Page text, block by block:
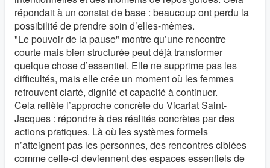
répondait à un constat de base : beaucoup ont perdu la
possibilité de prendre soin d’elles-mêmes.
"Le pouvoir de la pause" montre qu’une rencontre
courte mais bien structurée peut déjà transformer
quelque chose d’essentiel. Elle ne supprime pas les
difficultés, mais elle crée un moment où les femmes
retrouvent clarté, dignité et capacité à continuer.
Cela reflète l’approche concrète du Vicariat Saint-
Jacques : répondre à des réalités concrètes par des
actions pratiques. Là où les systèmes formels
n’atteignent pas les personnes, des rencontres ciblées
comme celle-ci deviennent des espaces essentiels de